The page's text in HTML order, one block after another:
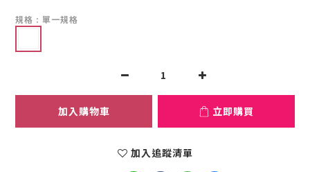
規格 : 單一規格
加入購物車 立即購買
加入追蹤清單